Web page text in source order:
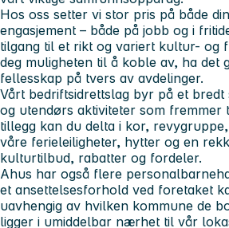
Hos oss setter vi stor pris på både
engasjement – både på jobb og i
tilgang til et rikt og variert kultur- og
deg muligheten til å koble av, ha det
fellesskap på tvers av avdelinger.
Vårt bedriftsidrettslag byr på et
og utendørs aktiviteter som fremmer
tillegg kan du delta i kor,
våre ferieleiligheter, hytter og en
kulturtilbud, rabatter og fordeler.
Ahus har også flere
et ansettelsesforhold ved foretaket
uavhengig av hvilken kommune de
ligger i umiddelbar nærhet til vår